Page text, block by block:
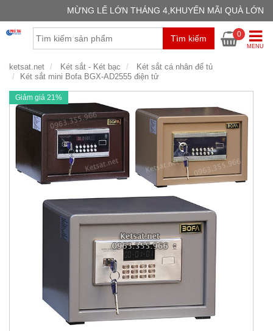
MỪNG LẾ LỚN THÁNG 4,KHUYẾN MÃI QUÀ LỚN
Tìm kiếm
GIỎ
Chưa
0
MENU
ketsat.net Két sắt - Két bạc
Két sắt cá nhân để tủ
Két sắt mini Bofa BGX-AD2555 điện tử
Giảm giá 21%